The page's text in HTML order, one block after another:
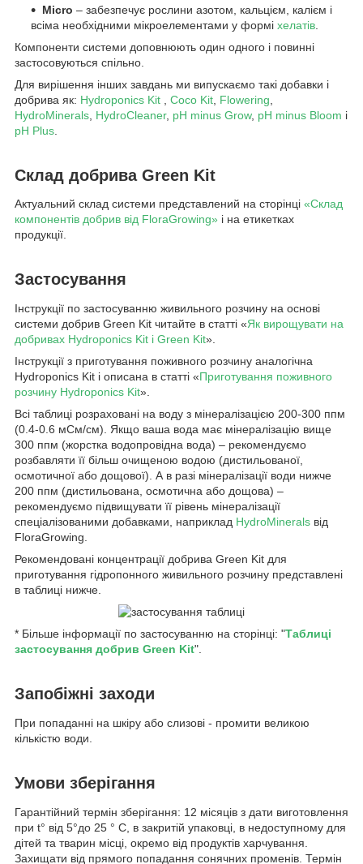
Micro – забезпечує рослини азотом, кальцієм, калієм і
всіма необхідними мікроелементами у формі хелатів
Компоненти системи доповнюють один одного і повинні
застосовуються спільно.
Для вирішення інших завдань ми випускаємо такі добавки і
добрива як: Hydroponics Kit Coco Kit Flowering
HydroMinerals HydroCleaner, pH minus Grow, pH minus Bloom і
pH Plus
Склад добрива Green Kit
Актуальний склад системи представлений на сторінці «Склад
компонентів добрив від FloraGrowing» і на етикетках
продукції.
Застосування
Інструкції по застосуванню живильного розчину на основі
системи добрив Green Kit читайте в статті «Як вирощувати на
добривах Hydroponics Kit і Green Kit».
Інструкції з приготування поживного розчину аналогічна
Hydroponics Kit і описана в статті «Приготування поживного
розчину Hydroponics Kit».
Всі таблиці розраховані на воду з мінералізацією 200-300 ппм
(0.4-0.6 мСм/см). Якщо ваша вода має мінералізацію вище
300 ппм (жорстка водопровідна вода) – рекомендуємо
розбавляти її більш очищеною водою (дистильованої,
осмотичної або дощової). А в разі мінералізації води нижче
200 ппм (дистильована, осмотична або дощова) –
рекомендуємо підвищувати її рівень мінералізації
спеціалізованими добавками, наприклад HydroMinerals від
FloraGrowing.
Рекомендовані концентрації добрива Green Kit для
приготування гідропонного живильного розчину представлені
в таблиці нижче.
* Більше інформації по застосуванню на сторінці: "Таблиці
застосування добрив Green Kit".
Запобіжні заходи
При попаданні на шкіру або слизові - промити великою
кількістю води.
Умови зберігання
Гарантійний термін зберігання: 12 місяців з дати виготовлення
при t° від 5°до 25 ° C, в закритій упаковці, в недоступному для
дітей та тварин місці, окремо від продуктів харчування.
Захищати від прямого попадання сонячних променів. Термін